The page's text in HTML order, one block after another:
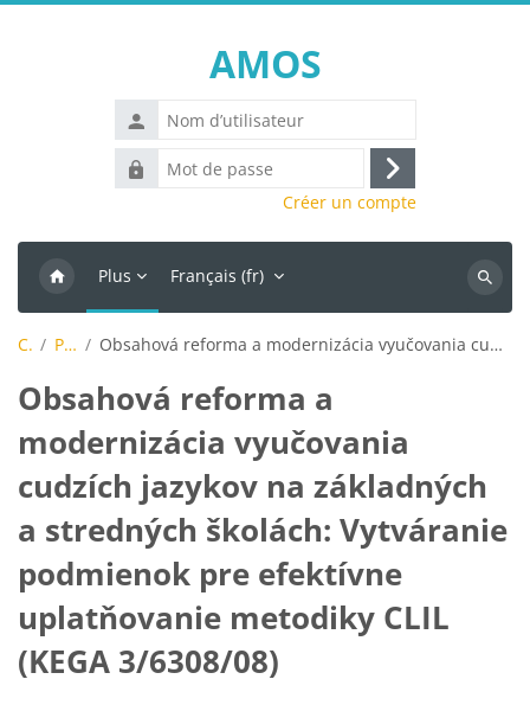
AMOS
Nom
d’utilisateur
Mot
de
Connexion
Créer un compte
Plus Français ‎(fr)‎
des
cours
Cours Projekty KEGA Obsahová reforma a modernizácia vyučovania cudzích jazykov na základných a stredných školách: Vytváranie podmienok pre efektívne uplatňovanie metodiky CLIL (KEGA 3/6308/08)
Obsahová reforma a
modernizácia vyučovania
cudzích jazykov na základných
a stredných školách: Vytváranie
podmienok pre efektívne
uplatňovanie metodiky CLIL
(KEGA 3/6308/08)